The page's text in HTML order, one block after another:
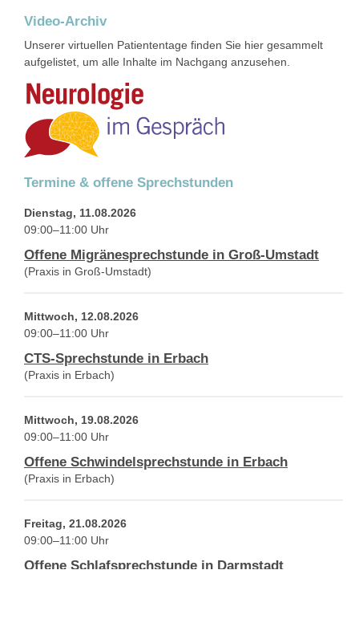
Video-Archiv
Unserer virtuellen Patiententage finden Sie hier gesammelt
aufgelistet, um alle Inhalte im Nachgang anzusehen.
Termine & offene Sprechstunden
Dienstag, 11.08.2026
09:00–11:00 Uhr
Offene Migränesprechstunde in Groß-Umstadt
(Praxis in Groß-Umstadt)
Mittwoch, 12.08.2026
09:00–11:00 Uhr
CTS-Sprechstunde in Erbach
(Praxis in Erbach)
Mittwoch, 19.08.2026
09:00–11:00 Uhr
Offene Schwindelsprechstunde in Erbach
(Praxis in Erbach)
Freitag, 21.08.2026
09:00–11:00 Uhr
Offene Schlafsprechstunde in Darmstadt